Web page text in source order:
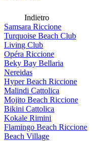
Indietro
Samsara Riccione
Turquoise Beach Club
Living Club
Opéra Riccione
Beky Bay Bellaria
Nereidas
Hyper Beach Riccione
Malindi Cattolica
Mojito Beach Riccione
Bikini Cattolica
Kokale Rimini
Flamingo Beach Riccione
Beach Village